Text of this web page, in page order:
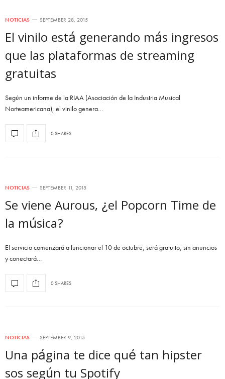
NOTICIAS SEPTEMBER 28, 2015
El vinilo está generando más ingresos
que las plataformas de streaming
gratuitas
Según un informe de la RIAA (Asociación de la Industria Musical
Norteamericana), el vinilo genera…
0 SHARES
NOTICIAS SEPTEMBER 11, 2015
Se viene Aurous, ¿el Popcorn Time de
la música?
El servicio comenzará a funcionar el 10 de octubre, será gratuito, sin anuncios
y conectará…
0 SHARES
NOTICIAS SEPTEMBER 9, 2015
Una página te dice qué tan hipster